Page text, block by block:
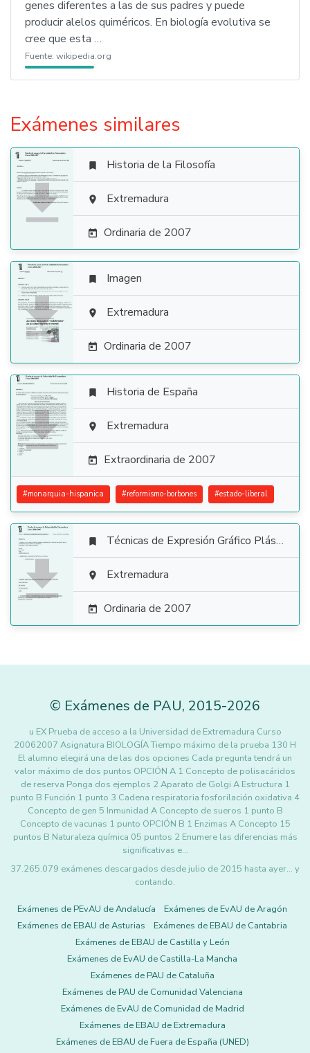
genes diferentes a las de sus padres y puede
producir alelos quiméricos. En biología evolutiva se
cree que esta …
Fuente: wikipedia.org
Exámenes similares

 Historia de la Filosofía
 Extremadura
 Ordinaria de 2007

 Imagen
 Extremadura
 Ordinaria de 2007

 Historia de España
 Extremadura
 Extraordinaria de 2007
#monarquia-hispanica #reformismo-borbones #estado-liberal

 Técnicas de Expresión Gráfico Plástica
 Extremadura
 Ordinaria de 2007
© Exámenes de PAU, 2015-2026
u EX Prueba de acceso a la Universidad de Extremadura Curso
20062007 Asignatura BIOLOGÍA Tiempo máximo de la prueba 130 H
El alumno elegirá una de las dos opciones Cada pregunta tendrá un
valor máximo de dos puntos OPCIÓN A 1 Concepto de polisacáridos
de reserva Ponga dos ejemplos 2 Aparato de Golgi A Estructura 1
punto B Función 1 punto 3 Cadena respiratoria fosforilación oxidativa 4
Concepto de gen 5 Inmunidad A Concepto de sueros 1 punto B
Concepto de vacunas 1 punto OPCIÓN B 1 Enzimas A Concepto 15
puntos B Naturaleza química 05 puntos 2 Enumere las diferencias más
significativas e…
37.265.079 exámenes descargados desde julio de 2015 hasta ayer... y
contando.
Exámenes de PEvAU de Andalucía
Exámenes de EvAU de Aragón
Exámenes de EBAU de Asturias
Exámenes de EBAU de Cantabria
Exámenes de EBAU de Castilla y León
Exámenes de EvAU de Castilla-La Mancha
Exámenes de PAU de Cataluña
Exámenes de PAU de Comunidad Valenciana
Exámenes de EvAU de Comunidad de Madrid
Exámenes de EBAU de Extremadura
Exámenes de EBAU de Fuera de España (UNED)